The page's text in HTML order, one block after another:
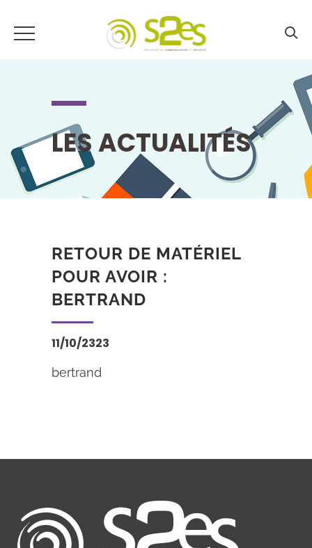
LES ACTUALITÉS
RETOUR DE MATÉRIEL
POUR AVOIR :
BERTRAND
11/10/2323
bertrand